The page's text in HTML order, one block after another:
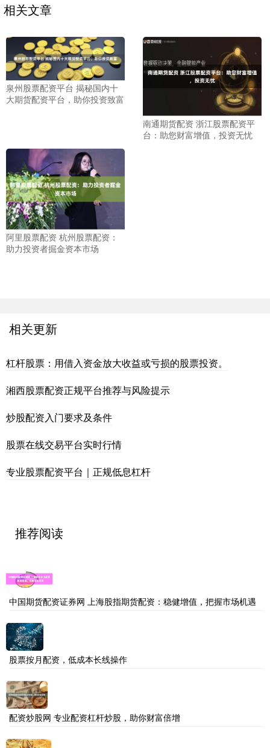
相关文章
泉州股票配资平台 揭秘国内十
大期货配资平台，助你投资致富
南通期货配资 浙江股票配资平
台：助您财富增值，投资无忧
阿里股票配资 杭州股票配资：
助力投资者掘金资本市场
相关更新
杠杆股票：用借入资金放大收益或亏损的股票投资。
湘西股票配资正规平台推荐与风险提示
炒股配资入门要求及条件
股票在线交易平台实时行情
专业股票配资平台｜正规低息杠杆
推荐阅读
中国期货配资证券网 上海股指期货配资：稳健增值，把握市场机遇
股票按月配资，低成本长线操作
配资炒股网 专业配资杠杆炒股，助你财富倍增